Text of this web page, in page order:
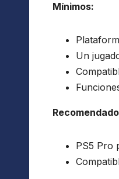
Mínimos:
Un
PS5 Pro